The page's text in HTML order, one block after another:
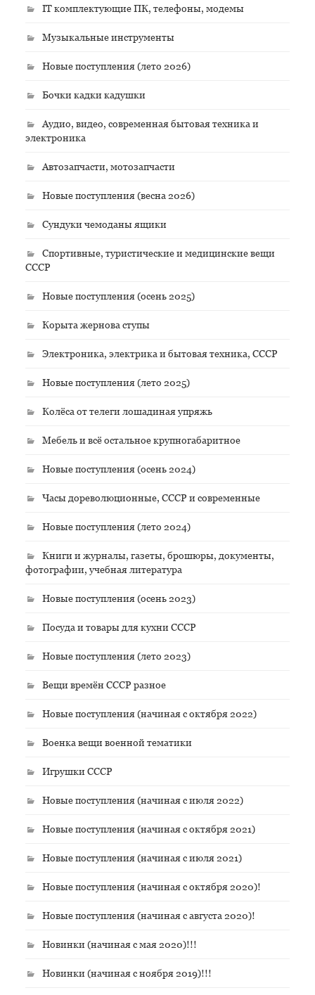
IT комплектующие ПК, телефоны, модемы
Музыкальные инструменты
Новые поступления (лето 2026)
Бочки кадки кадушки
Аудио, видео, современная бытовая техника и
электроника
Автозапчасти, мотозапчасти
Новые поступления (весна 2026)
Сундуки чемоданы ящики
Спортивные, туристические и медицинские вещи
СССР
Новые поступления (осень 2025)
Корыта жернова ступы
Электроника, электрика и бытовая техника, СССР
Новые поступления (лето 2025)
Колёса от телеги лошадиная упряжь
Мебель и всё остальное крупногабаритное
Новые поступления (осень 2024)
Часы дореволюционные, СССР и современные
Новые поступления (лето 2024)
Книги и журналы, газеты, брошюры, документы,
фотографии, учебная литература
Новые поступления (осень 2023)
Посуда и товары для кухни СССР
Новые поступления (лето 2023)
Вещи времён СССР разное
Новые поступления (начиная с октября 2022)
Военка вещи военной тематики
Игрушки СССР
Новые поступления (начиная с июля 2022)
Новые поступления (начиная с октября 2021)
Новые поступления (начиная с июля 2021)
Новые поступления (начиная с октября 2020)!
Новые поступления (начиная с августа 2020)!
Новинки (начиная с мая 2020)!!!
Новинки (начиная с ноября 2019)!!!